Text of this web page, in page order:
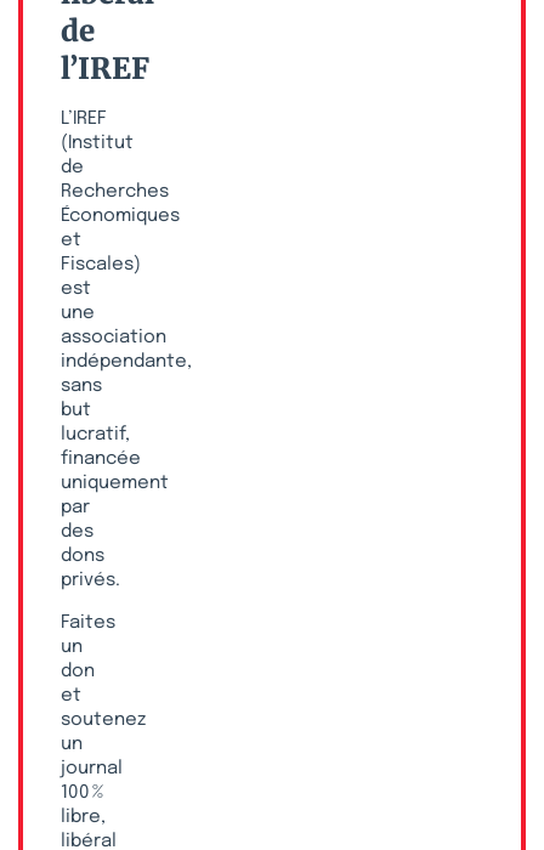
de
l’IREF
L’IREF
(Institut
de
Recherches
Économiques
et
Fiscales)
est
une
association
indépendante,
sans
but
lucratif,
financée
uniquement
par
des
dons
privés.
Faites
un
don
et
soutenez
un
journal
100 %
libre,
libéral